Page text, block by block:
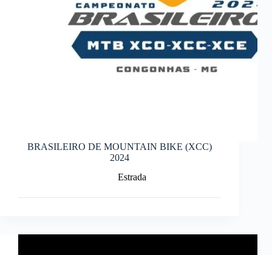
BRASILEIRO DE MOUNTAIN BIKE (XCC)
2024
Estrada